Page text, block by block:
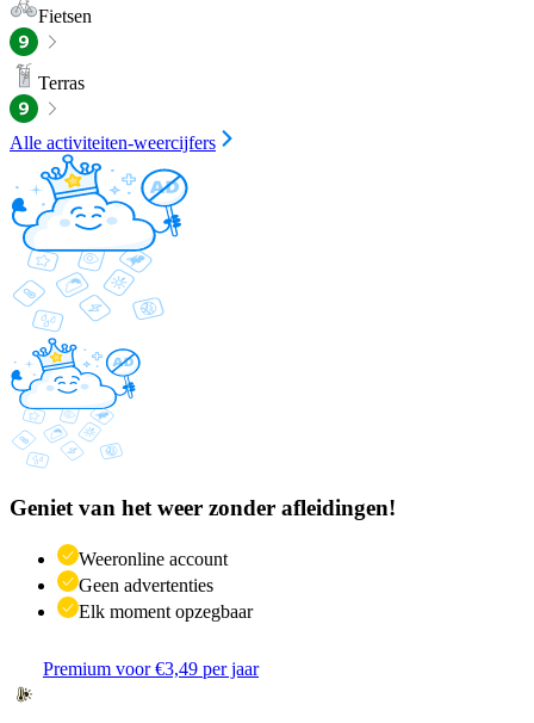
Fietsen
Terras
Alle activiteiten-weercijfers
Geniet van het weer zonder afleidingen!
Weeronline account
Geen advertenties
Elk moment opzegbaar
Premium voor €3,49 per jaar